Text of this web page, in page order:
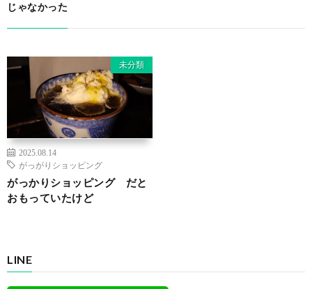
じゃなかった
未分類
2025.08.14
がっがりショッピング
がっかりショッピング だと
おもっていたけど
LINE